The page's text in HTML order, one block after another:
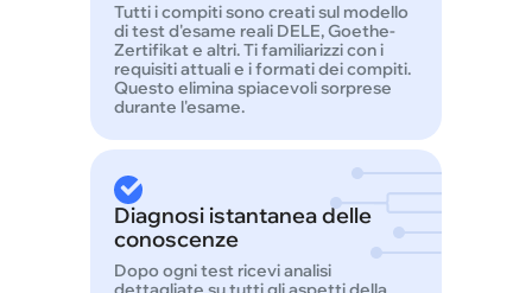
Tutti i compiti sono creati sul modello
di test d'esame reali DELE, Goethe-
Zertifikat e altri. Ti familiarizzi con i
requisiti attuali e i formati dei compiti.
Questo elimina spiacevoli sorprese
durante l'esame.
Diagnosi istantanea delle
conoscenze
Dopo ogni test ricevi analisi